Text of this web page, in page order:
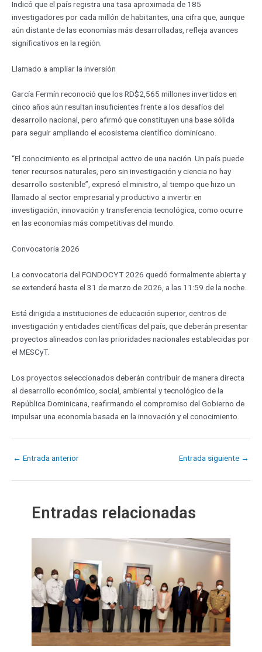
Indicó que el país registra una tasa aproximada de 185
investigadores por cada millón de habitantes, una cifra que, aunque
aún distante de las economías más desarrolladas, refleja avances
significativos en la región.
Llamado a ampliar la inversión
García Fermín reconoció que los RD$2,565 millones invertidos en
cinco años aún resultan insuficientes frente a los desafíos del
desarrollo nacional, pero afirmó que constituyen una base sólida
para seguir ampliando el ecosistema científico dominicano.
“El conocimiento es el principal activo de una nación. Un país puede
tener recursos naturales, pero sin investigación y ciencia no hay
desarrollo sostenible”, expresó el ministro, al tiempo que hizo un
llamado al sector empresarial y productivo a invertir en
investigación, innovación y transferencia tecnológica, como ocurre
en las economías más competitivas del mundo.
Convocatoria 2026
La convocatoria del FONDOCYT 2026 quedó formalmente abierta y
se extenderá hasta el 31 de marzo de 2026, a las 11:59 de la noche.
Está dirigida a instituciones de educación superior, centros de
investigación y entidades científicas del país, que deberán presentar
proyectos alineados con las prioridades nacionales establecidas por
el MESCyT.
Los proyectos seleccionados deberán contribuir de manera directa
al desarrollo económico, social, ambiental y tecnológico de la
República Dominicana, reafirmando el compromiso del Gobierno de
impulsar una economía basada en la innovación y el conocimiento.
← Entrada anterior Entrada siguiente →
Entradas relacionadas